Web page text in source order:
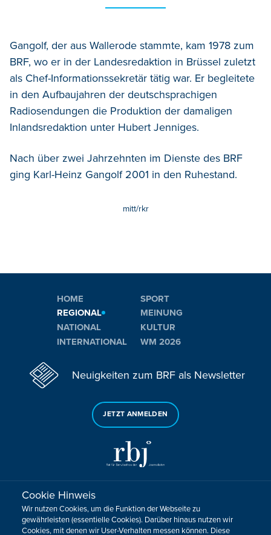
Gangolf, der aus Wallerode stammte, kam 1978 zum
BRF, wo er in der Landesredaktion in Brüssel zuletzt
als Chef-Informationssekretär tätig war. Er begleitete
in den Aufbaujahren der deutschsprachigen
Radiosendungen die Produktion der damaligen
Inlandsredaktion unter Hubert Jenniges.
Nach über zwei Jahrzehnten im Dienste des BRF
ging Karl-Heinz Gangolf 2001 in den Ruhestand.
mitt/rkr
HOME
REGIONAL
NATIONAL
INTERNATIONAL
SPORT
MEINUNG
KULTUR
WM 2026
Neuigkeiten zum BRF als Newsletter
JETZT ANMELDEN
Sie haben noch Fragen oder Anmerkungen?
Cookie Hinweis
Wir nutzen Cookies, um die Funktion der Webseite zu
gewährleisten (essentielle Cookies). Darüber hinaus nutzen wir
Cookies, mit denen wir User-Verhalten messen können. Diese